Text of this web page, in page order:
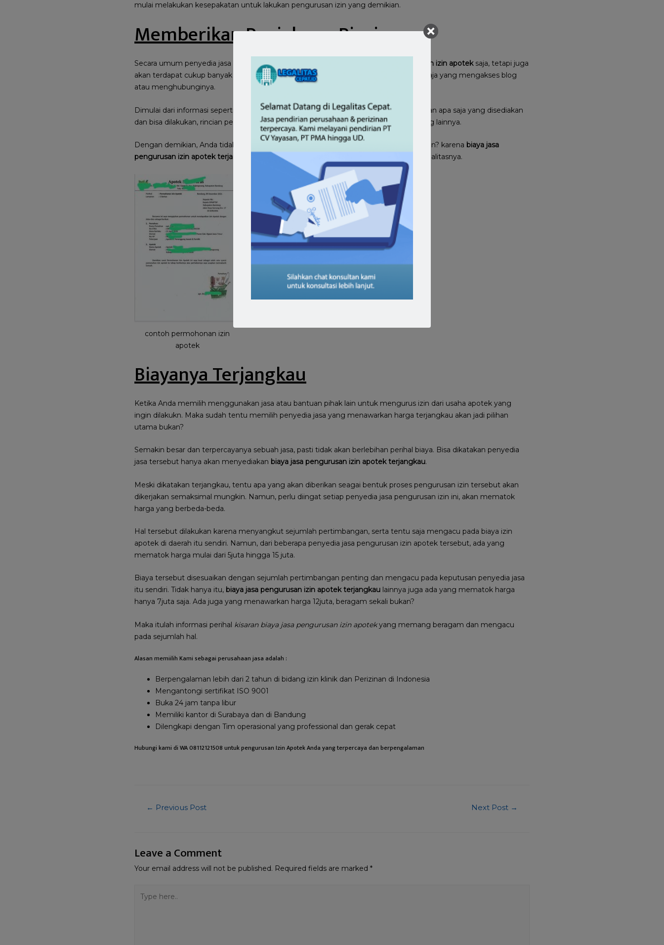
mulai melakukan kesepakatan untuk lakukan pengurusan izin yang demikian.
Memberikan Penjelasan Rinci
Secara umum penyedia jasa tak hanya akan memberikan rincian biaya jasa pengurusan izin apoteksaja, tetapi juga
akan terdapat cukup banyak informasi yang dimuat atau dibertahukan kepada siapa saja yang mengakses blog
atau menghubunginya.
Dimulai dari informasi seperti apakah yang biasanya diberikan? Informasi seperti layanan apa saja yang disediakan
dan bisa dilakukan, rincian persyaratan yang mesti dipenuhi dan masih banyak lagi yang lainnya.
Dengan demikian, Anda tidak akan rugi menggunakan jasanya. Mengapa bisa demikian? karena biaya jasa
pengurusan izin apotek terjangkau
dan juga bisa dijamin kualitas dan tingkat profesionalitasnya.
contoh permohonan izin
apotek
Biayanya Terjangkau
Ketika Anda memilih menggunakan jasa atau bantuan pihak lain untuk mengurus izin dari usaha apotek yang
ingin dilakukn. Maka sudah tentu memilih penyedia jasa yang menawarkan harga terjangkau akan jadi pilihan
utama bukan?
Semakin besar dan terpercayanya sebuah jasa, pasti tidak akan berlebihan perihal biaya. Bisa dikatakan penyedia
jasa tersebut hanya akan menyediakan biaya jasa pengurusan izin apotek terjangkau.
Meski dikatakan terjangkau, tentu apa yang akan diberikan seagai bentuk proses pengurusan izin tersebut akan
dikerjakan semaksimal mungkin. Namun, perlu diingat setiap penyedia jasa pengurusan izin ini, akan mematok
harga yang berbeda-beda.
Hal tersebut dilakukan karena menyangkut sejumlah pertimbangan, serta tentu saja mengacu pada biaya izin
apotek di daerah itu sendiri. Namun, dari beberapa penyedia jasa pengurusan izin apotek tersebut, ada yang
mematok harga mulai dari 5juta hingga 15 juta.
Biaya tersebut disesuaikan dengan sejumlah pertimbangan penting dan mengacu pada keputusan penyedia jasa
itu sendiri. Tidak hanya itu, biaya jasa pengurusan izin apotek terjangkau lainnya juga ada yang mematok harga
hanya 7juta saja. Ada juga yang menawarkan harga 12juta, beragam sekali bukan?
Maka itulah informasi perihal kisaran biaya jasa pengurusan izin apotekyang memang beragam dan mengacu
pada sejumlah hal.
Alasan memiilih Kami sebagai perusahaan jasa adalah :
Berpengalaman lebih dari 2 tahun di bidang izin klinik dan Perizinan di Indonesia
Mengantongi sertifikat ISO 9001
Buka 24 jam tanpa libur
Memiliki kantor di Surabaya dan di Bandung
Dilengkapi dengan Tim operasional yang professional dan gerak cepat
Hubungi kami di WA 08112121508 untuk pengurusan Izin Apotek Anda yang terpercaya dan berpengalaman
← Previous Post Next Post →
Leave a Comment
Your email address will not be published. Required fields are marked *